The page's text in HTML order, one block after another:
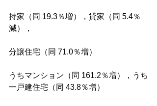
持家（同 19.3％増），貸家（同 5.4％
減），
分譲住宅（同 71.0％増）
うちマンション（同 161.2％増），うち
一戸建住宅（同 43.8％増）